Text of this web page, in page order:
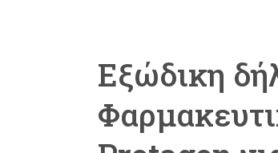
Εξώδικη